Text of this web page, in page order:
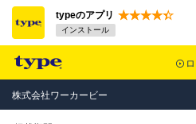
typeのアプリ
インストール
株式会社ワーカービー